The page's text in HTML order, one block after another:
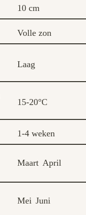
10 cm
Volle zon
Laag
15-20°C
1-4 weken
Maart April
Mei Juni